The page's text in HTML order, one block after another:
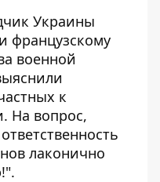
Украины
французскому
военной
к
На вопрос,
лаконично